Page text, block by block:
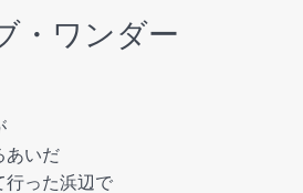
・ワンダー
あいだ
行った浜辺で